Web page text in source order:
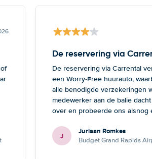
De reservering via
De reservering via Carrental
een Worry-Free huurauto,
alle benodigde verzekeringen
medewerker aan de balie
over en probeerde ons alsnog
zonder deze extra verzekering
Omdat wij ervan overtuigd
J Juriaan Romkes
Budget Grand Rapids